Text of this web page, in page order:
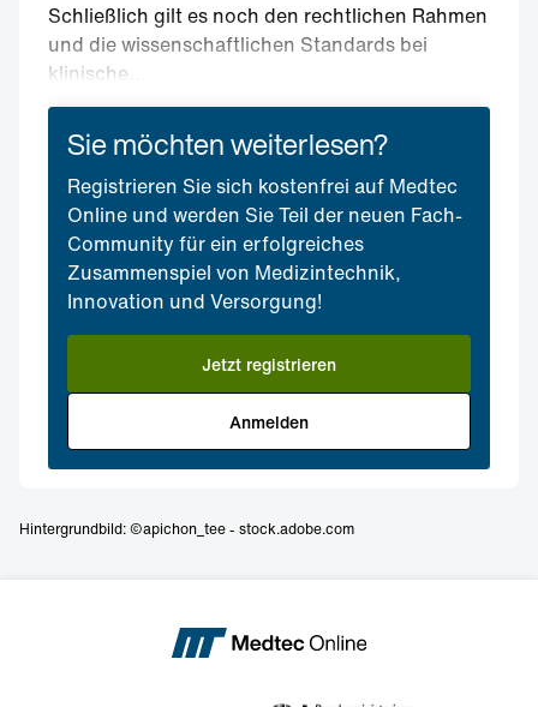
Schließlich gilt es noch den rechtlichen Rahmen
und die wissenschaftlichen Standards bei
klinische...
Sie möchten weiterlesen?
Registrieren Sie sich kostenfrei auf Medtec
Online und werden Sie Teil der neuen Fach-
Community für ein erfolgreiches
Zusammenspiel von Medizintechnik,
Innovation und Versorgung!
Jetzt registrieren
Anmelden
Hintergrundbild: ©apichon_tee - stock.adobe.com